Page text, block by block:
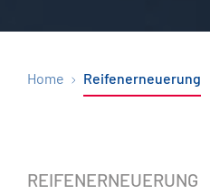
Home Reifenerneuerung
REIFENERNEUERUNG